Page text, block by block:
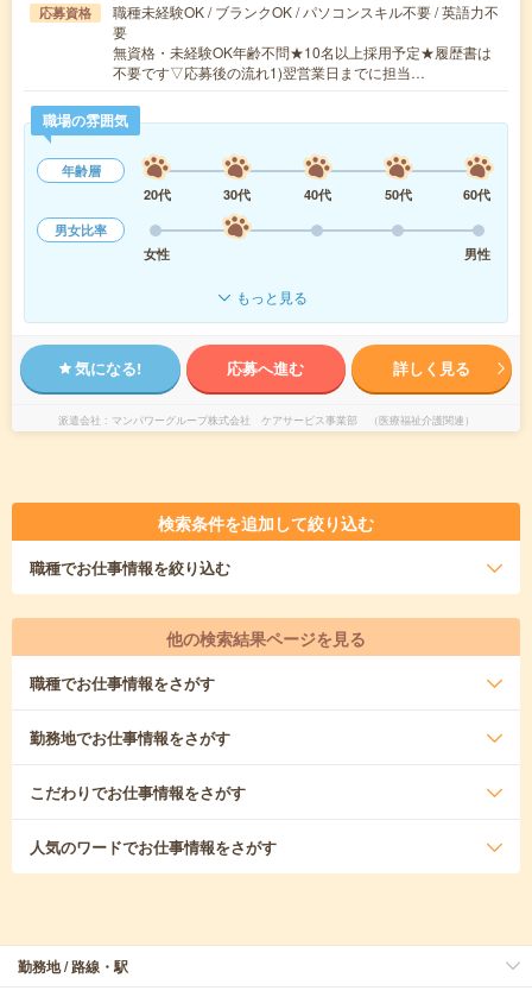
応募資格
職種未経験OK / ブランクOK / パソコンスキル不要 / 英語力不
要
無資格・未経験OK年齢不問★10名以上採用予定★履歴書は
不要です▽応募後の流れ1)翌営業日までに担当…
職場の雰囲気
年齢層
20代
30代 40代 50代
60代
男女比率
女性
男性
もっと見る
気になる! 応募へ進む 詳しく見る
派遣会社 マンパワーグループ株式会社 ケアサービス事業部 （医療福祉介護関連）
検索条件を追加して絞り込む
職種でお仕事情報を絞り込む
他の検索結果ページを見る
職種でお仕事情報をさがす
勤務地でお仕事情報をさがす
こだわりでお仕事情報をさがす
人気のワードでお仕事情報をさがす
勤務地 / 路線・駅